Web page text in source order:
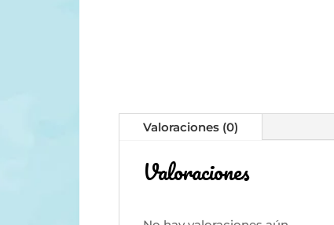
Valoraciones (0)
Valoraciones